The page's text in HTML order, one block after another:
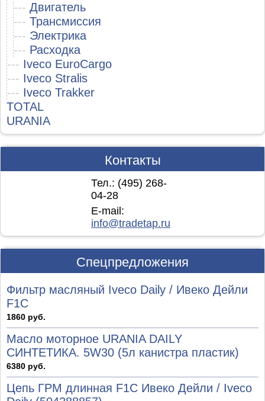
--- Двигатель
--- Трансмиссия
--- Электрика
--- Расходка
--- Iveco EuroCargo
--- Iveco Stralis
--- Iveco Trakker
TOTAL
URANIA
Контакты
Тел.: (495) 268-
04-28
E-mail:
info@tradetap.ru
Спецпредложения
Фильтр масляный Iveco Daily / Ивеко Дейли
F1C
1860 руб.
Масло моторное URANIA DAILY
СИНТЕТИКА. 5W30 (5л канистра пластик)
6380 руб.
Цепь ГРМ длинная F1C Ивеко Дейли / Iveco